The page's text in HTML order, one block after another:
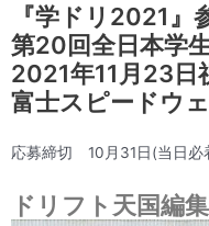
『学ドリ2021』
第20回全日本学
2021年11月23日
富士スピードウ
応募締切 10月31日(当日必
ドリフト天国編